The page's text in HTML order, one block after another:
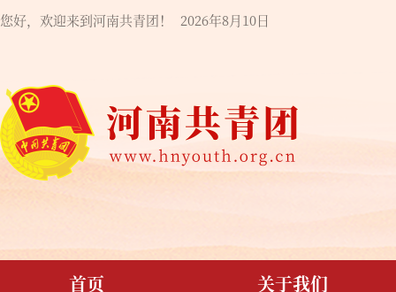
您好，欢迎来到河南共青团！ 2026年8月10日
首页 关于我们